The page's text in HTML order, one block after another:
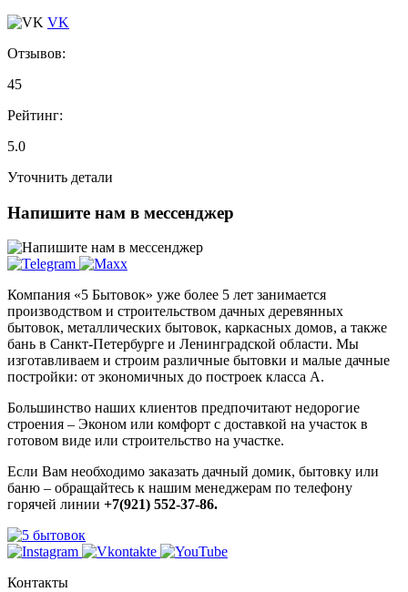
VK
Отзывов:
45
Рейтинг:
5.0
Уточнить детали
Напишите нам в мессенджер
Компания «5 Бытовок» уже более 5 лет занимается
производством и строительством дачных деревянных
бытовок, металлических бытовок, каркасных домов, а также
бань в Санкт-Петербурге и Ленинградской области. Мы
изготавливаем и строим различные бытовки и малые дачные
постройки: от экономичных до построек класса А.
Большинство наших клиентов предпочитают недорогие
строения – Эконом или комфорт с доставкой на участок в
готовом виде или строительство на участке.
Если Вам необходимо заказать дачный домик, бытовку или
баню – обращайтесь к нашим менеджерам по телефону
горячей линии +7(921) 552-37-86.
Контакты